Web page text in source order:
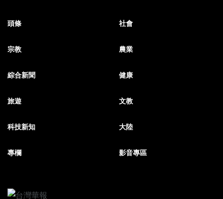
頭條 社會
宗教 農業
綜合新聞 健康
旅遊 文教
科技新知 大陸
專欄 影音專區